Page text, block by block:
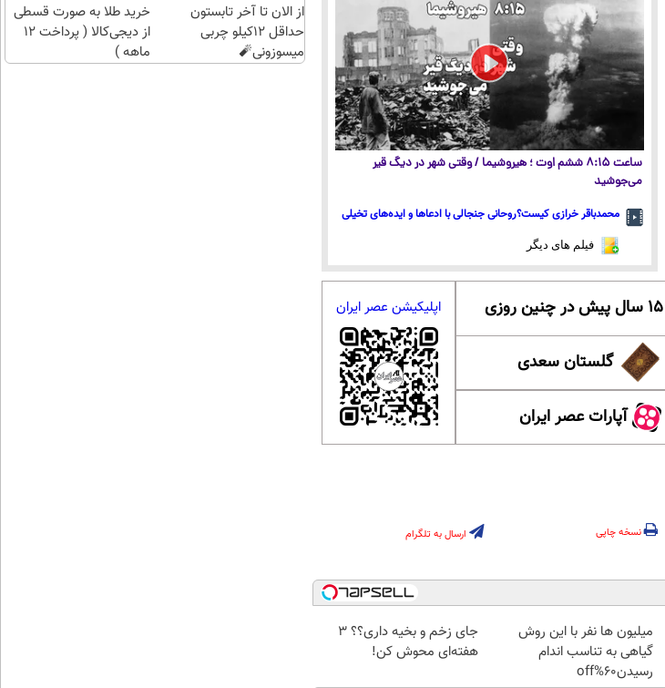
ساعت ۸:۱۵ ششم اوت ؛ هیروشیما / وقتی شهر در دیگ قیر
می‌جوشید
محمدباقر خرازی کیست؟روحانی جنجالی با ادعاها و ایده‌های تخیلی
فیلم های دیگر
۱۵ سال پیش در چنین روزی
گلستان سعدی
آپارات عصر ایران
اپلیکیشن عصر ایران
نسخه چاپی ارسال به تلگرام
میلیون ها نفر با این روش
گیاهی به تناسب اندام
رسیدن60%off
جای زخم و بخیه داری؟؟ 3
هفته‌ای محوش کن!
از الان تا آخر تابستون
حداقل 12کیلو چربی
میسوزونی🧨
خرید طلا به صورت قسطی
از دیجی‌کالا ( پرداخت 12
ماهه )